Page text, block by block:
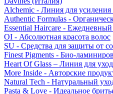
Alchemic - Линия для
Authentic Formulas -
Essential Haircare - Eжедневный
OI - Абсолютная красота волос
SU - Средства для защиты от
Finest Pigments - Био-
Heart Of Glass – Линия для
More Inside - Авторские
Natural Tech - Натуральный
Pasta & Love - Идеальное